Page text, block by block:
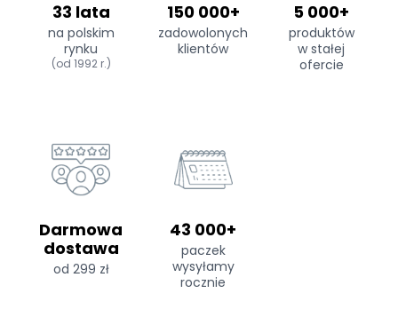
33 lata
na polskim
rynku
(od 1992 r.)
150 000+
zadowolonych
klientów
5 000+
produktów
w stałej
ofercie
Darmowa
dostawa
od 299 zł
43 000+
paczek
wysyłamy
rocznie